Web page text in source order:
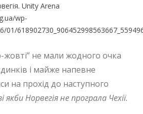
Unity Arena
жовті” не мали жодного очка
і майже напевне
на прохід до наступного
якби Норвегія не програла Чехії.